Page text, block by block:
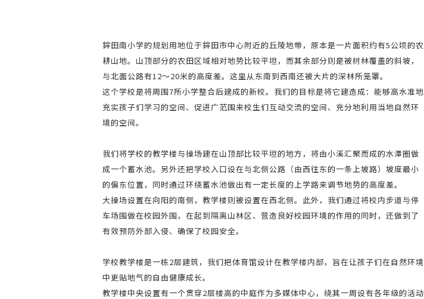
鉾田南小学的规划用地位于鉾田市中心附近的丘陵地带，原本是一片面积约有5公顷的农
耕山地。山顶部分的农田区域相对地势比较平坦，而其余部分则是被树林覆盖的斜坡，
与北面公路有12～20米的高度差。这里从东南到西南还被大片的深林所笼罩。
这个学校是将周围7所小学整合后建成的新校。我们的目标是将它建造成：能够高水准地
充实孩子们学习的空间、促进广范围来校生们互动交流的空间、充分地利用当地自然环
境的空间。
我们将学校的教学楼与操场建在山顶部比较平坦的地方，将由小溪汇聚而成的水潭圈做
成一个蓄水池。另外还把学校入口设在与北侧公路（由西往东的一条上坡路）坡度最小
的偏东位置，同时通过环绕蓄水池做出有一定长度的上学路来调节地势的高度差。
大操场设置在向阳的南侧，教学楼则被设置在西北侧。此外，我们通过将校内步道与停
车场围做在校园外围，在起到隔离山林区、营造良好校园环境的作用的同时，还做到了
有效预防外部入侵、确保了校园安全。
学校教学楼是一栋2层建筑，我们把体育馆设计在教学楼内部，旨在让孩子们在自然环境
中更贴地气的自由健康成长。
教学楼中央设置有一个贯穿2层楼高的中庭作为多媒体中心，绕其一周设有各年级的活动